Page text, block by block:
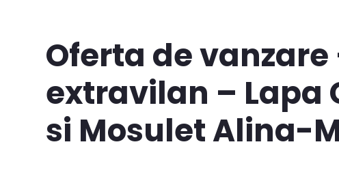
Oferta de vanzare
extravilan – Lapa
si Mosulet Alina-